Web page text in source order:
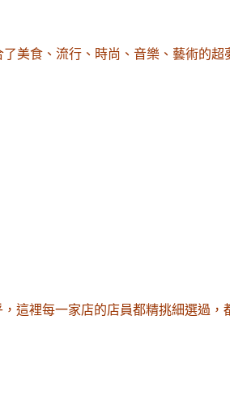
了美食 、流行 、時尚 、音樂 、藝術的超
，這裡每一家店的店員都精挑細選過